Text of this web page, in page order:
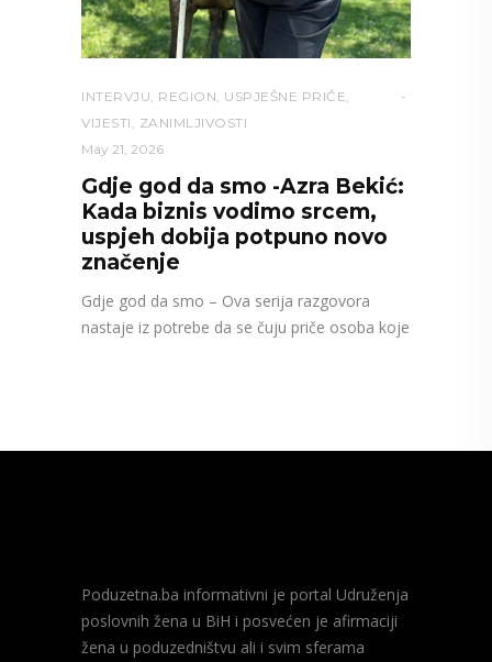
INTERVJU, REGION, USPJEŠNE PRIČE,
VIJESTI , ZANIMLJIVOSTI
May 21, 2026
Gdje god da smo -Azra Bekić:
Kada biznis vodimo srcem,
uspjeh dobija potpuno novo
značenje
Gdje god da smo – Ova serija razgovora
nastaje iz potrebe da se čuju priče osoba koje
Poduzetna.ba informativni je portal Udruženja
poslovnih žena u BiH i posvećen je afirmaciji
žena u poduzedništvu ali i svim sferama